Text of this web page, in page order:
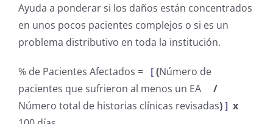
Ayuda a ponderar si los daños están concentrados
en unos pocos pacientes complejos o si es un
problema distributivo en toda la institución.
% de Pacientes Afectados = [(Número de
pacientes que sufrieron al menos un EA
/
Número total de historias clínicas revisadas)] x